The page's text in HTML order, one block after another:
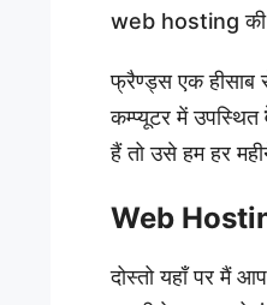
web hosting की
फ्रैण्ड्स एक
कम्प्यूटर में उपस्थित
हैं तो उसे हम हर
Web
दोस्तो यहाँ पर मैं